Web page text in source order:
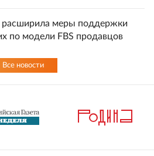
расширила меры поддержки
по модели FBS продавцов
Все новости